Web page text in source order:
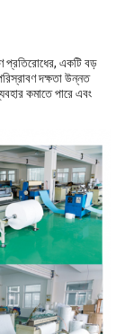
প্রতিরোধের, একটি বড়
দক্ষতা উন্নত
কমাতে পারে এবং